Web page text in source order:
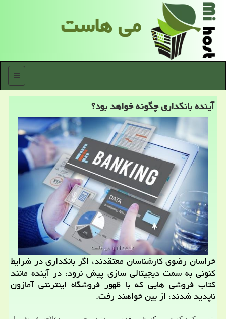
می هاست
منو
آینده بانكداری چگونه خواهد بود؟
خراسان رضوی کارشناسان معتقدند، اگر بانکداری در شرایط
کنونی به سمت دیجیتالی سازی پیش نرود، در آینده مانند
کتاب فروشی هایی که با ظهور فروشگاه اینترنتی آمازون
ناپدید شدند، از بین خواهند رفت.